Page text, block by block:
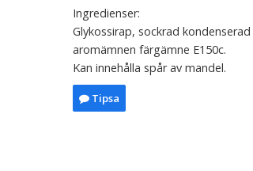
Ingredienser:
Glykossirap, sockrad
aromämnen färgämne E150c.
Kan innehålla spår av mandel.
Tipsa